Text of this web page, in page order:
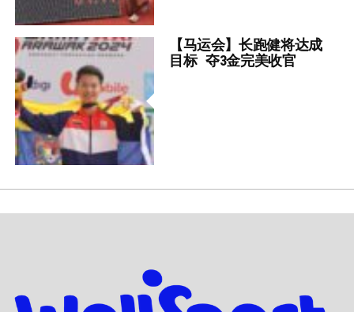
【马运会】长跑健将达成
目标 夺3金完美收官